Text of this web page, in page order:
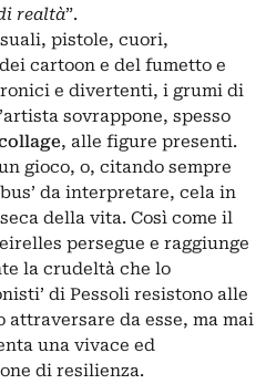
realtà”.
pistole, cuori,
cartoon e del fumetto e
e divertenti, i grumi di
sovrappone, spesso
, alle figure presenti.
gioco, o, citando sempre
da interpretare, cela in
della vita. Così come il
persegue e raggiunge
la crudeltà che lo
di Pessoli resistono alle
da esse, ma mai
una vivace ed
di resilienza.